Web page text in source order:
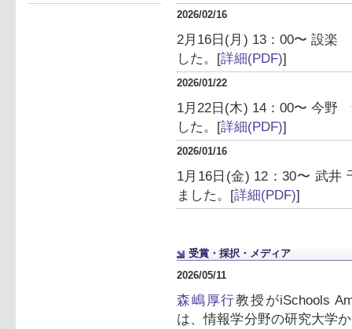
2026/02/16
2月16日(月) 13：00〜 設楽
した。[詳細(PDF)]
2026/01/22
1月22日(木) 14：00〜 今野
した。[詳細(PDF)]
2026/01/16
1月16日(金) 12：30〜 武井
ました。[詳細(PDF)]
受賞・採択・メディア
2026/05/11
森嶋厚行教授がiSchools
は、情報学分野の研究大学